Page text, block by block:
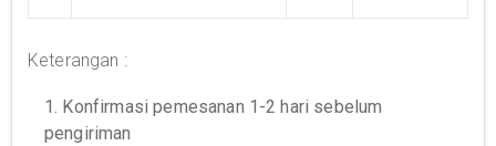
Keterangan :
1. Konfirmasi pemesanan 1-2 hari sebelum
pengiriman